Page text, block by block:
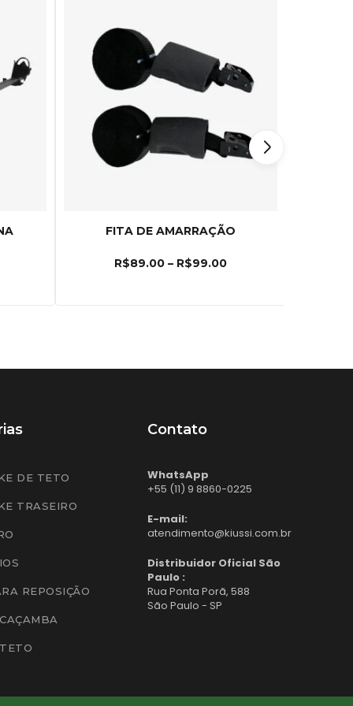
FITA DE AMARRAÇÃO
R$89.00 – R$99.00
DE TETO
TRASEIRO
REPOSIÇÃO
Contato
WhatsApp
+55 (11) 9 8860-0225
E-mail:
atendimento@kiussi.com.br
Distribuidor Oficial São
Paulo :
Rua Ponta Porã, 588
São Paulo - SP